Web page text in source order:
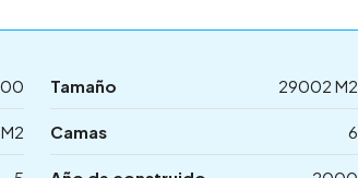
Tamaño 29002 M2
Camas 6